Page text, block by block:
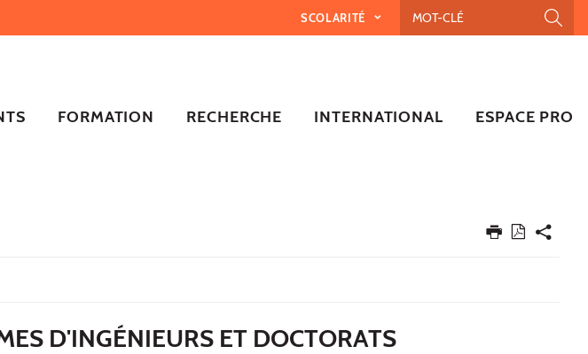
SCOLARITÉ
FORMATION RECHERCHE INTERNATIONAL ESPACE PRO
D'INGÉNIEURS ET DOCTORATS